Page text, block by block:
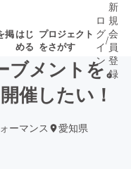
掲はじ
める
プロジェクト
をさがす
終了が近いプ
ェクト
されます
ロ
グ
イ
ン
/
新
規
会
員
登
録
ブメントを。
催したい！
ーマンス 愛知県